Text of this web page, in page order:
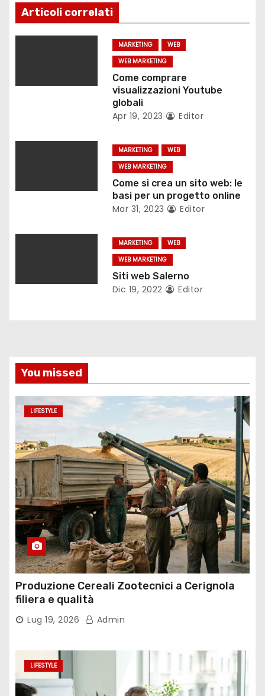
o
n
a
l
Articoli correlati
MARKETING
WEB
WEB MARKETING
Come comprare
visualizzazioni Youtube
globali
Apr 19, 2023 Editor
MARKETING
WEB
WEB MARKETING
Come si crea un sito web: le
basi per un progetto online
Mar 31, 2023 Editor
MARKETING
WEB
WEB MARKETING
Siti web Salerno
Dic 19, 2022 Editor
You missed
LIFESTYLE
Produzione Cereali Zootecnici a Cerignola
filiera e qualità
Lug 19, 2026 Admin
LIFESTYLE